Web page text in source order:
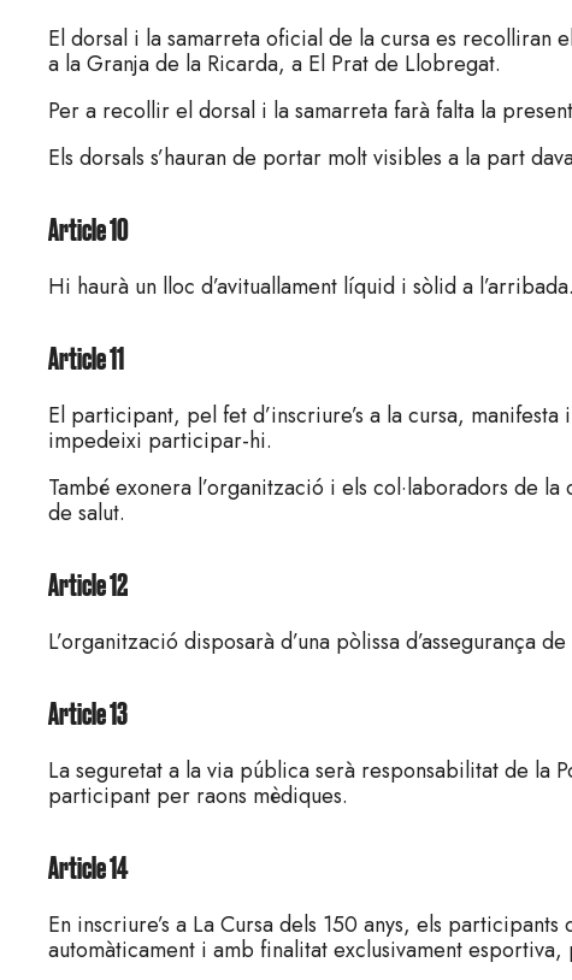
El dorsal i la samarreta oficial de la cursa es
a la Granja de la Ricarda, a El Prat de Llobregat.
Per a recollir el dorsal i la samarreta farà falta la
Els dorsals s’hauran de portar molt visibles a la part
Article 10
Hi haurà un lloc d’avituallament líquid i sòlid a l’arribada.
Article 11
El participant, pel fet d’inscriure’s a la cursa,
impedeixi participar-hi.
També exonera l’organització i els col·laboradors de
de salut.
Article 12
L’organització disposarà d’una pòlissa
Article 13
La seguretat a la via pública serà responsabilitat de la
participant per raons mèdiques.
Article 14
En inscriure’s a La Cursa dels 150 anys, els
automàticament i amb finalitat exclusivament